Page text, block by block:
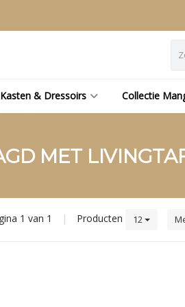
Kasten & Dressoirs Collectie
MET
1 van 1 | Producten 12